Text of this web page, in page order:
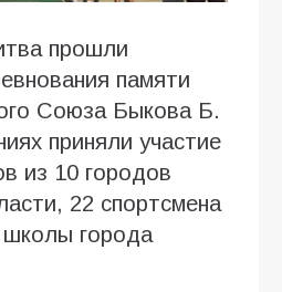
прошли
памяти
Союза Быкова Б.
приняли участие
из 10 городов
22 спортсмена
города